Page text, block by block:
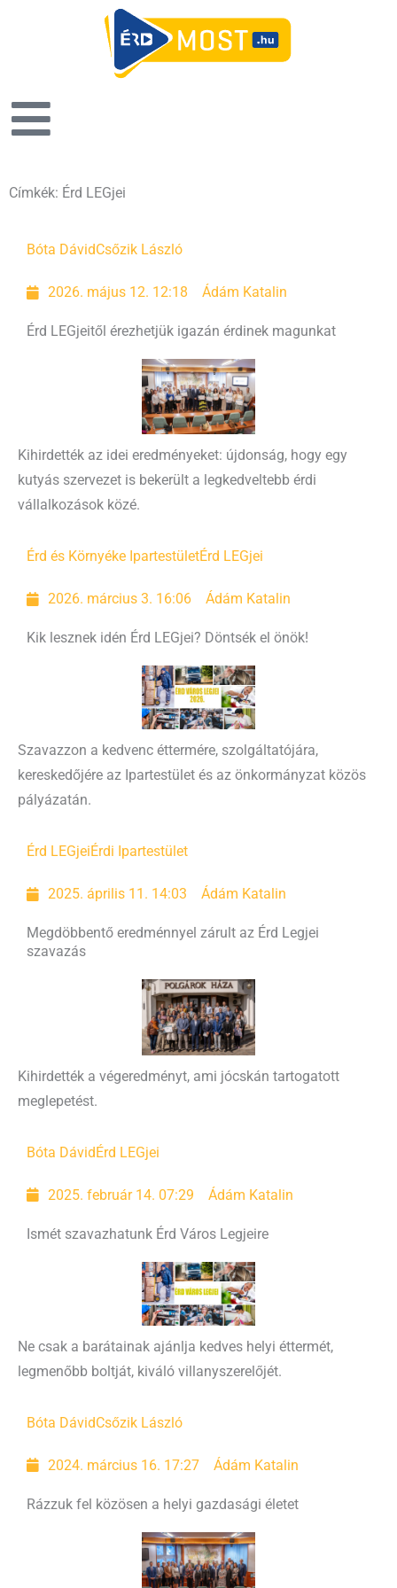
Címkék: Érd LEGjei
Bóta DávidCsőzik László
2026. május 12. 12:18 Ádám Katalin
Érd LEGjeitől érezhetjük igazán érdinek magunkat
Kihirdették az idei eredményeket: újdonság, hogy egy
kutyás szervezet is bekerült a legkedveltebb érdi
vállalkozások közé.
Érd és Környéke IpartestületÉrd LEGjei
2026. március 3. 16:06 Ádám Katalin
Kik lesznek idén Érd LEGjei? Döntsék el önök!
Szavazzon a kedvenc éttermére, szolgáltatójára,
kereskedőjére az Ipartestület és az önkormányzat közös
pályázatán.
Érd LEGjeiÉrdi Ipartestület
2025. április 11. 14:03 Ádám Katalin
Megdöbbentő eredménnyel zárult az Érd Legjei
szavazás
Kihirdették a végeredményt, ami jócskán tartogatott
meglepetést.
Bóta Dávid Érd LEGjei
2025. február 14. 07:29 Ádám Katalin
Ismét szavazhatunk Érd Város Legjeire
Ne csak a barátainak ajánlja kedves helyi éttermét,
legmenőbb boltját, kiváló villanyszerelőjét.
Bóta DávidCsőzik László
2024. március 16. 17:27 Ádám Katalin
Rázzuk fel közösen a helyi gazdasági életet